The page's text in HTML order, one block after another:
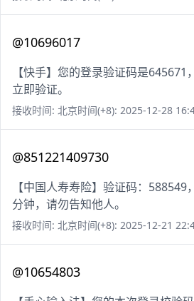
@10696017
【快手】您的登录验证码是
立即验证。
接收时间: 北京时间(+8): 2025-12-28
@851221409730
【中国人寿寿险】验证码：
分钟，请勿告知他人。
接收时间: 北京时间(+8): 2025-12-21
@10654803